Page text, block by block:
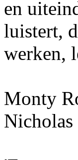
en
luistert,
werken,
Monty
Nicholas